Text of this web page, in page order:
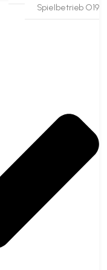
Spielbetrieb O19